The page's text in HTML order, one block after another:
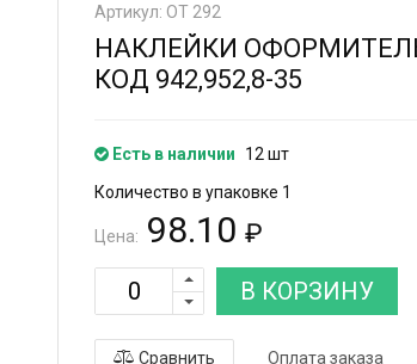
Артикул: ОТ 292
НАКЛЕЙКИ
КОД 942,952,8-35
Есть в наличии
12 шт
Количество в упаковке 1
Цена: 98.10 ₽
В КОРЗИНУ
Сравнить Оплата заказа